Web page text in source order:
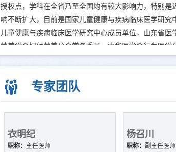
授权点，学科在全省乃至全国均有较大影响力，特别
响不断扩大，目前是国家儿童健康与疾病临床医学研
儿童健康与疾病临床医学研究中心成员单位，山东省
营养学会妇幼营养分会常务委员，中华医学会行为医
专家团队
衣明纪
职称： 主任医师
杨召川
职称： 副主任医师